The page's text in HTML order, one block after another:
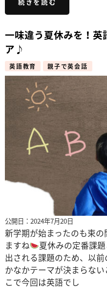
一味違う夏休みを！英
ア♪
英語教育 親子で英会話
公開日：2024年7月20日
新学期が始まったのも束
ますね
夏休みの定番課
出される課題のため、以
かなかテーマが決まらな
こで今回は英語でし